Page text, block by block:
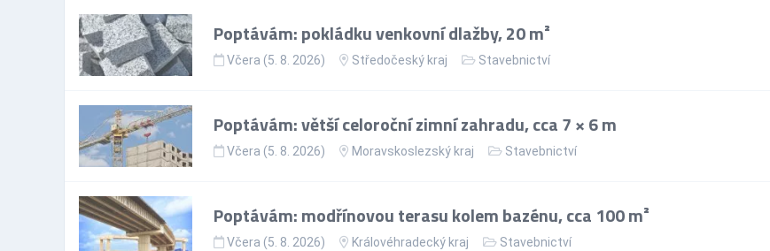
Poptávám: pokládku venkovní dlažby, 20 m²
Včera (5. 8. 2026) Středočeský kraj Stavebnictví
Poptávám: větší celoroční zimní zahradu, cca 7 × 6 m
Včera (5. 8. 2026) Moravskoslezský kraj Stavebnictví
Poptávám: modřínovou terasu kolem bazénu, cca 100 m²
Včera (5. 8. 2026) Královéhradecký kraj Stavebnictví